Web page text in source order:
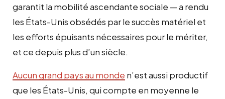
garantit la mobilité ascendante sociale — a rendu
les États-Unis obsédés par le succès matériel et
les efforts épuisants nécessaires pour le mériter,
et ce depuis plus d’un siècle.
Aucun grand pays au monde n’est aussi productif
que les États-Unis, qui compte en moyenne le